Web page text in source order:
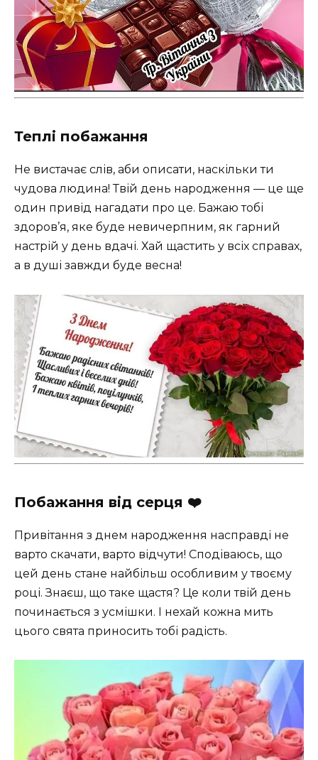
Теплі побажання
Не вистачає слів, аби описати, наскільки ти
чудова людина! Твій день народження — це ще
один привід нагадати про це. Бажаю тобі
здоров’я, яке буде невичерпним, як гарний
настрій у день вдачі. Хай щастить у всіх справах,
а в душі завжди буде весна!
Побажання від серця ❤️
Привітання з днем народження насправді не
варто скачати, варто відчути! Сподіваюсь, що
цей день стане найбільш особливим у твоєму
році. Знаєш, що таке щастя? Це коли твій день
починається з усмішки. І нехай кожна мить
цього свята приносить тобі радість.